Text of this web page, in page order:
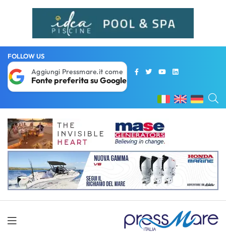
FOLLOW US
Aggiungi Pressmare.it come
Fonte preferita su Google